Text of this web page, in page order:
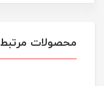
محصولات مرتبط